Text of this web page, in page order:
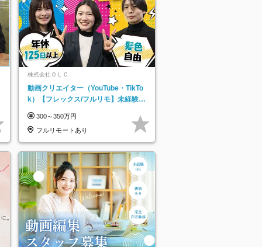
株式会社ＯＬＣ
動画クリエイター（YouTube・TikTo
k）【フレックス/フルリモ】未経験O
300～350万円
フルリモートあり